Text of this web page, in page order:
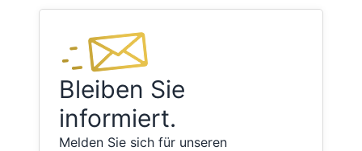
Bleiben Sie
informiert.
Melden Sie sich für unseren